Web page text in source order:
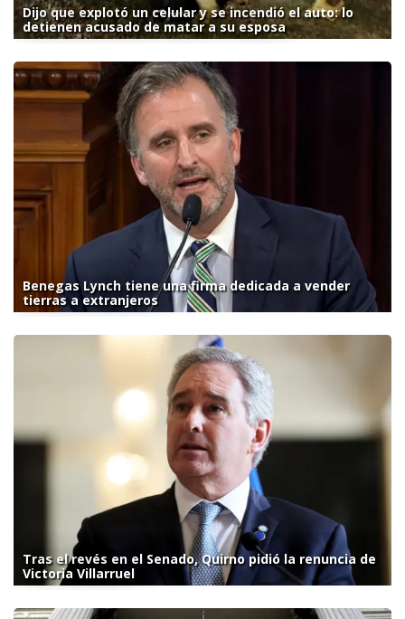
Dijo que explotó un celular y se incendió el auto: lo
detienen acusado de matar a su esposa
Benegas Lynch tiene una firma dedicada a vender
tierras a extranjeros
Tras el revés en el Senado, Quirno pidió la renuncia de
Victoria Villarruel